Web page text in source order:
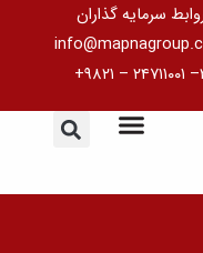
سرمایه گذاران